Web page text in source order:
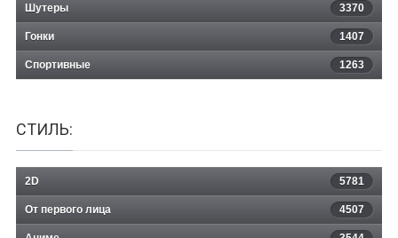
Шутеры 3370
Гонки 1407
Спортивные 1263
СТИЛЬ:
2D 5781
От первого лица 4507